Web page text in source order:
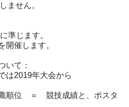
せん。
じます。
します。
いて：
年大会から
＝ 競技成績と、ポスタ